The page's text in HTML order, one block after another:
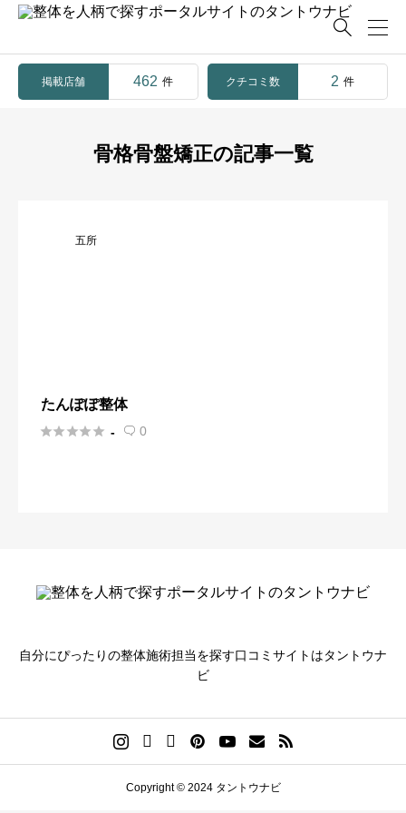

掲載店舗 462 件 クチコミ数 2 件
骨格骨盤矯正の記事一覧
五所
たんぽぽ整体
 -  0
自分にぴったりの整体施術担当を探す口コミサイトはタントウナ
ビ
Copyright © 2024 タントウナビ